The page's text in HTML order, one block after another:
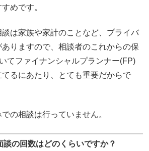
めです。
は家族や家計のことなど、プライバ
りますので、相談者のこれからの保
てファイナンシャルプランナー(FP)
るにあたり、とても重要だからで
の相談は行っていません。
談の回数はどのくらいですか？